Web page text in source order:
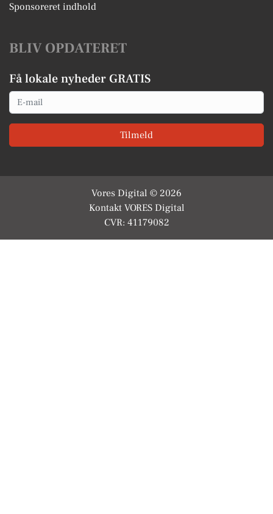
Sponsoreret indhold
BLIV OPDATERET
Få lokale nyheder GRATIS
Email
Tilmeld
Vores Digital © 2026
Kontakt VORES Digital
CVR: 41179082